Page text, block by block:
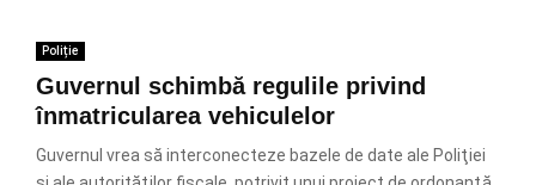
Poliție
Guvernul schimbă regulile privind
înmatricularea vehiculelor
Guvernul vrea să interconecteze bazele de date ale Poliţiei